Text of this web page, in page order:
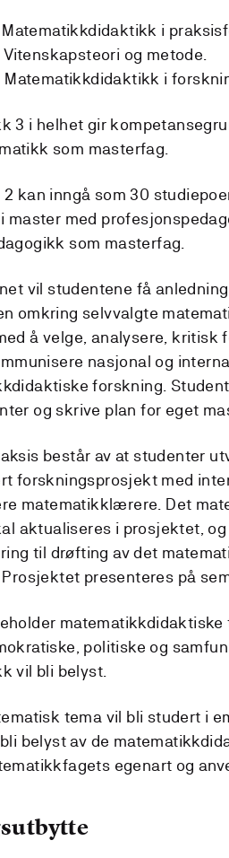
Matematikkdidaktikk i
Vitenskapsteori og metode.
Matematikkdidaktikk i
3 i helhet gir
som masterfag.
2 kan inngå som 30
master med
som masterfag.
vil studentene få
omkring selvvalgte
å velge, analysere, kritisk
nasjonal og
forskning.
og skrive plan for eget
består av at studenter
forskningsprosjekt med
matematikklærere. Det
aktualiseres i prosjektet,
til drøfting av det
presenteres på
matematikkdidaktiske
politiske og
vil bli belyst.
tema vil bli studert i
belyst av de
egenart og